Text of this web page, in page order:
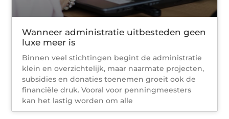
Wanneer administratie uitbesteden geen
luxe meer is
Binnen veel stichtingen begint de administratie
klein en overzichtelijk, maar naarmate projecten,
subsidies en donaties toenemen groeit ook de
financiële druk. Vooral voor penningmeesters
kan het lastig worden om alle